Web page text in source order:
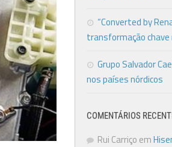
“Converted by
transformação chave
Grupo Salvador
nos países nórdicos
COMENTÁRIOS
Rui Carriço em